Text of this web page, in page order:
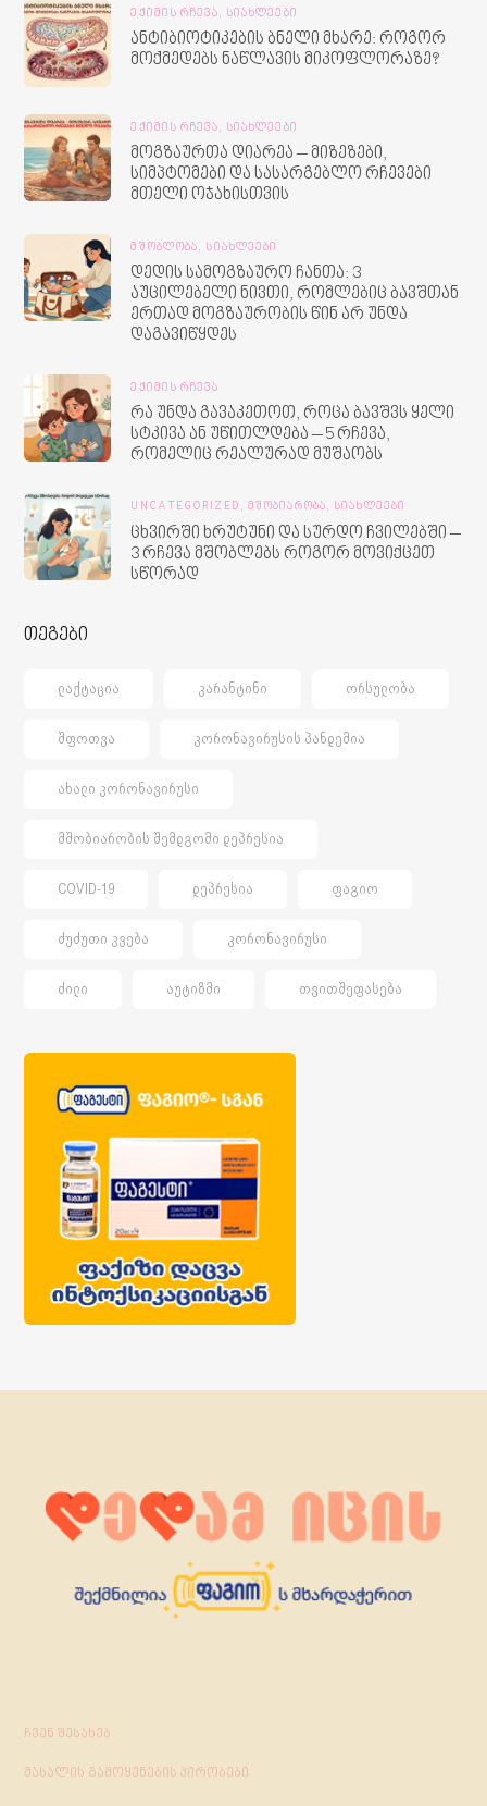
ᲔᲥᲘᲛᲘᲡ ᲠᲩᲔᲕᲐ, ᲡᲘᲐᲮᲚᲔᲔᲑᲘ
ანტიბიოტიკების ბნელი მხარე: როგორ
მოქმედებს ნაწლავის მიკოფლორაზე?
ᲔᲥᲘᲛᲘᲡ ᲠᲩᲔᲕᲐ, ᲡᲘᲐᲮᲚᲔᲔᲑᲘ
მოგზაურთა დიარეა – მიზეზები,
სიმპტომები და სასარგებლო რჩევები
მთელი ოჯახისთვის
ᲛᲨᲝᲑᲚᲝᲑᲐ, ᲡᲘᲐᲮᲚᲔᲔᲑᲘ
დედის სამოგზაურო ჩანთა: 3
აუცილებელი ნივთი, რომლებიც ბავშთან
ერთად მოგზაურობის წინ არ უნდა
დაგავიწყდეს
ᲔᲥᲘᲛᲘᲡ ᲠᲩᲔᲕᲐ
რა უნდა გავაკეთოთ, როცა ბავშვს ყელი
სტკივა ან უწითლდება – 5 რჩევა,
რომელიც რეალურად მუშაობს
UNCATEGORIZED, ᲛᲨᲝᲑᲘᲐᲠᲝᲑᲐ, ᲡᲘᲐᲮᲚᲔᲔᲑᲘ
ცხვირში ხრუტუნი და სურდო ჩვილებში –
3 რჩევა მშობლებს როგორ მოვიქცეთ
სწორად
თეგები
ᲚᲐᲥᲢᲐᲪᲘᲐ ᲙᲐᲠᲐᲜᲢᲘᲜᲘ ᲝᲠᲡᲣᲚᲝᲑᲐ
ᲨᲤᲝᲗᲕᲐ ᲙᲝᲠᲝᲜᲐᲕᲘᲠᲣᲡᲘᲡ ᲞᲐᲜᲓᲔᲛᲘᲐ
ᲐᲮᲐᲚᲘ ᲙᲝᲠᲝᲜᲐᲕᲘᲠᲣᲡᲘ
ᲛᲨᲝᲑᲘᲐᲠᲝᲑᲘᲡ ᲨᲔᲛᲓᲒᲝᲛᲘ ᲓᲔᲞᲠᲔᲡᲘᲐ
COVID-19 ᲓᲔᲞᲠᲔᲡᲘᲐ ᲤᲐᲒᲘᲝ
ᲫᲣᲫᲣᲗᲘ ᲙᲕᲔᲑᲐ ᲙᲝᲠᲝᲜᲐᲕᲘᲠᲣᲡᲘ
ᲫᲘᲚᲘ ᲐᲣᲢᲘᲖᲛᲘ ᲗᲕᲘᲗᲨᲔᲤᲐᲡᲔᲑᲐ
ჩვენ შესახებ
მასალის გამოყენების პირობები